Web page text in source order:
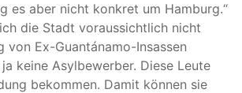
es aber nicht konkret um Hamburg.“
die Stadt voraussichtlich nicht
von Ex-Guantánamo-Insassen
keine Asylbewerber. Diese Leute
bekommen. Damit können sie